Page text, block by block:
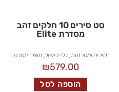
סט סירים 10 חלקים זהב
מסדרת Elite
סירים ומחבתות, כלי בישול,מוצרי מטבח
₪579.00
הוספה לסל